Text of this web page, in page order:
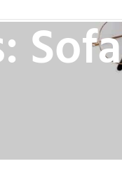
Sofa